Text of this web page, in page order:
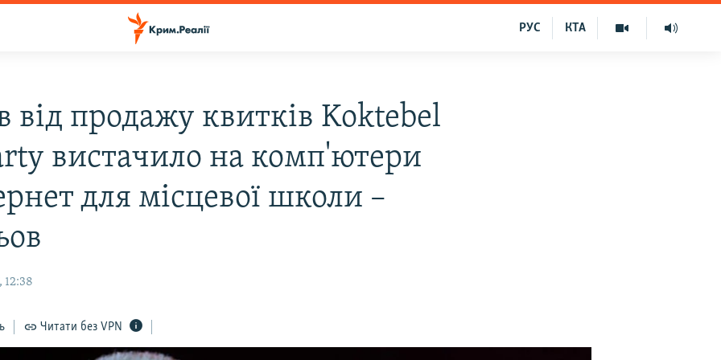
КТА
РУС
від продажу квитків Koktebel
вистачило на комп'ютери
для місцевої школи –
12:38
Читати без VPN